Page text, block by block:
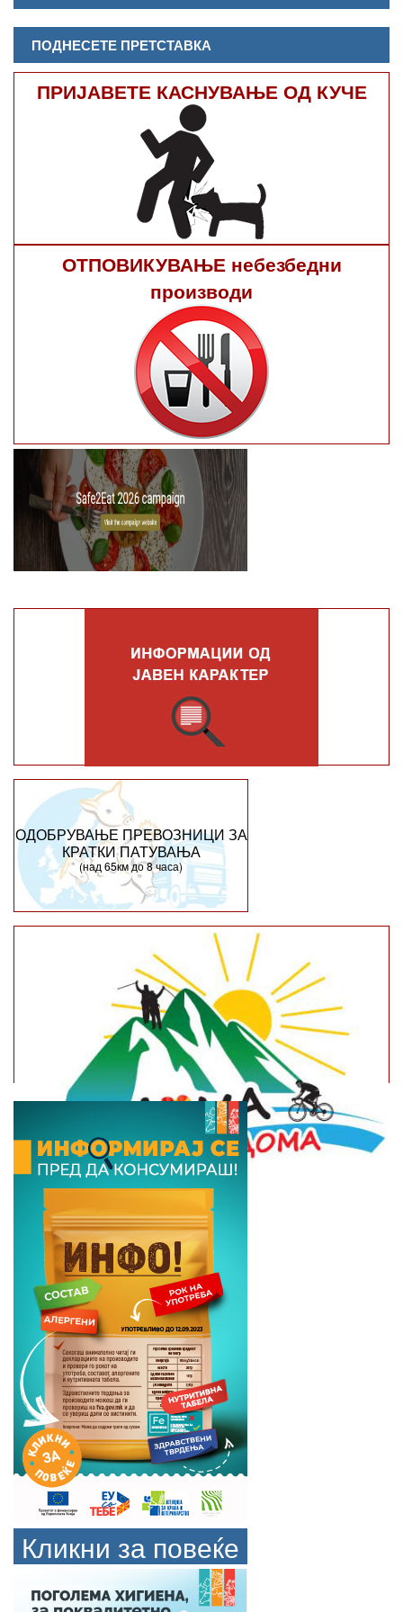
ПОДНЕСЕТЕ ПРЕТСТАВКА
ПРИЈАВЕТЕ КАСНУВАЊЕ ОД КУЧЕ
ОТПОВИКУВАЊЕ небезбедни
производи
ОДОБРУВАЊЕ ПРЕВОЗНИЦИ ЗА
КРАТКИ ПАТУВАЊА
(над 65км до 8 часа)
Кликни за повеќе